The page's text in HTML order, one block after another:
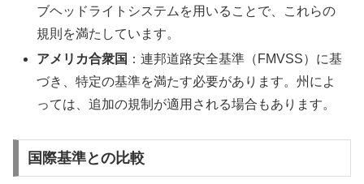
ブヘッドライトシステムを用いることで、これらの
規則を満たしています。
アメリカ合衆国 ：連邦道路安全基準（FMVSS）に基
づき、特定の基準を満たす必要があります。州によ
っては、追加の規制が適用される場合もあります。
国際基準との比較